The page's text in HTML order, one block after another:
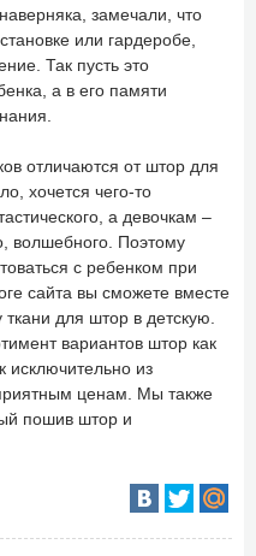
замечали, что
или гардеробе,
Так пусть это
а в его памяти
отличаются от штор для
хочется чего-то
а девочкам –
волшебного. Поэтому
с ребенком при
сайта вы сможете вместе
для штор в детскую.
вариантов штор как
исключительно из
ценам. Мы также
пошив штор и